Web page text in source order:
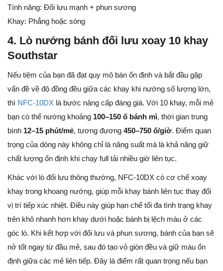
Tính năng: Đối lưu mạnh + phun sương
Khay: Phẳng hoặc sóng
4. Lò nướng bánh đối lưu xoay 10 khay
Southstar
Nếu tiệm của bạn đã đạt quy mô bán ổn định và bắt đầu gặp
vấn đề về độ đồng đều giữa các khay khi nướng số lượng lớn,
thì NFC-10DX là bước nâng cấp đáng giá. Với 10 khay, mỗi mẻ
bạn có thể nướng khoảng 100–150 ổ bánh mì, thời gian trung
bình 12–15 phút/mẻ, tương đương 450–750 ổ/giờ. Điểm quan
trọng của dòng này không chỉ là năng suất mà là khả năng giữ
chất lượng ổn định khi chạy full tải nhiều giờ liên tục.
Khác với lò đối lưu thông thường, NFC-10DX có cơ chế xoay
khay trong khoang nướng, giúp mỗi khay bánh liên tục thay đổi
vị trí tiếp xúc nhiệt. Điều này giúp hạn chế tối đa tình trạng khay
trên khô nhanh hơn khay dưới hoặc bánh bị lệch màu ở các
góc lò. Khi kết hợp với đối lưu và phun sương, bánh của bạn sẽ
nở tốt ngay từ đầu mẻ, sau đó tạo vỏ giòn đều và giữ màu ổn
định giữa các mẻ liên tiếp. Đây là điểm rất quan trọng nếu bạn